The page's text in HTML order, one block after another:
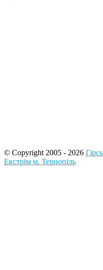
© Copyright 2005 - 2026
Екстрім м. Тернопіль